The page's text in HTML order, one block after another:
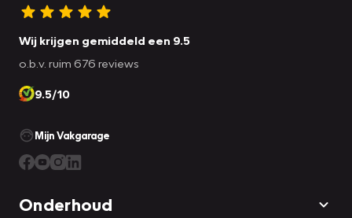
Wij krijgen gemiddeld een 9.5
o.b.v. ruim 676 reviews
9.5/10
Mijn Vakgarage
Onderhoud